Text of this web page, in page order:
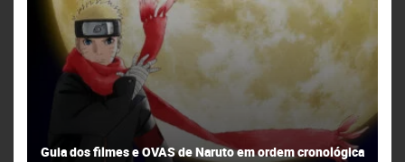
Guia dos filmes e OVAS de Naruto em ordem cronológica